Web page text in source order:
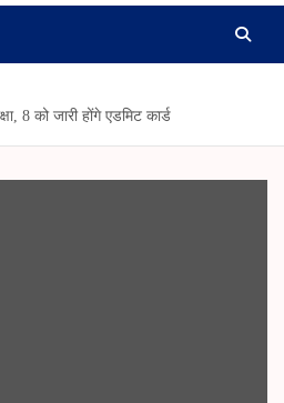
8 को जारी होंगे एडमिट कार्ड